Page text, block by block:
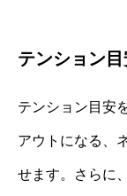
テンション
テンション目安
アウトになる、
せます。さらに